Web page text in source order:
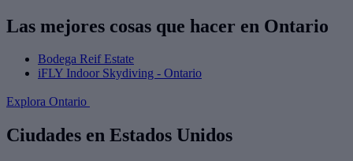
Las mejores cosas que hacer en Ontario
Bodega Reif Estate
iFLY Indoor Skydiving - Ontario
Explora Ontario
Ciudades en Estados Unidos